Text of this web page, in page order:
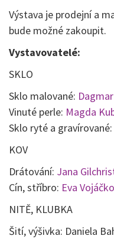
Výstava je prodejní a
bude možné zakoupit.
Vystavovatelé:
SKLO
Sklo malované:
Vinuté perle: Magda
Sklo ryté a
KOV
Drátování: Jana
Cín, stříbro: Eva
NITĚ, KLUBKA
Šití, výšivka: Daniela